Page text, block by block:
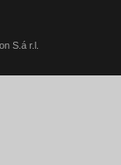
S.á r.l.